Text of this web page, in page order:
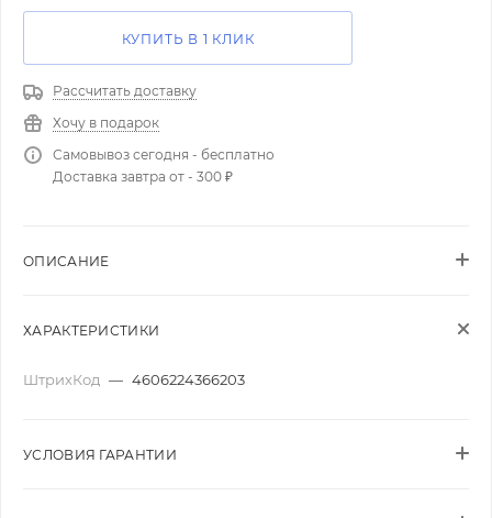
КУПИТЬ В 1 КЛИК
Рассчитать доставку
Хочу в подарок
Самовывоз сегодня - бесплатно
Доставка завтра от - 300 ₽
ОПИСАНИЕ
ХАРАКТЕРИСТИКИ
ШтрихКод — 4606224366203
УСЛОВИЯ ГАРАНТИИ